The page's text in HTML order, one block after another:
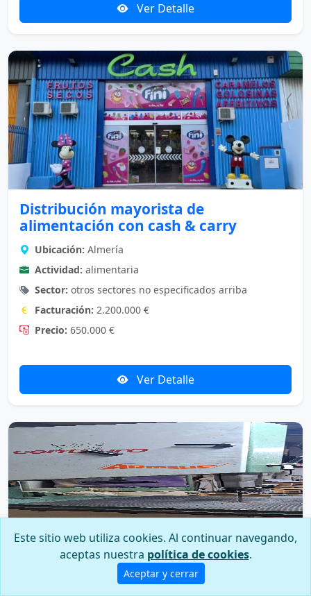
Ver Detalle
Distribución mayorista de
alimentación con cash & carry
Ubicación: Almería
Actividad: alimentaria
Sector: otros sectores no especificados arriba
Facturación: 2.200.000 €
Precio: 650.000 €
Ver Detalle
Fabricación de Sofás
Este sitio web utiliza cookies. Al continuar navegando,
aceptas nuestra política de cookies.
Aceptar y cerrar